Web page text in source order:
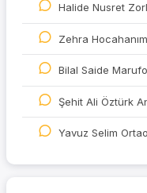
Halide Nusret
Zehra
Bilal Saide
Şehit Ali Öztürk
Yavuz Selim